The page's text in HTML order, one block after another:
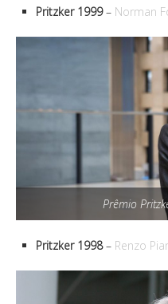
Pritzker 1999– Norman
Prêmio
Pritzker 1998– Renzo